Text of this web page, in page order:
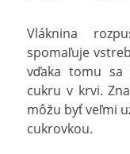
Vláknina
spomaľuje
vďaka tomu sa
cukru v krvi.
môžu byť veľmi
cukrovkou.